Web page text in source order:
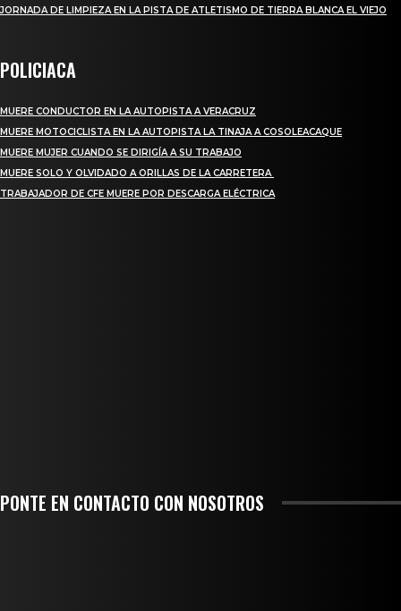
JORNADA DE LIMPIEZA EN LA PISTA DE ATLETISMO DE TIERRA BLANCA EL VIEJO
POLICIACA
MUERE CONDUCTOR EN LA AUTOPISTA A VERACRUZ
MUERE MOTOCICLISTA EN LA AUTOPISTA LA TINAJA A COSOLEACAQUE
MUERE MUJER CUANDO SE DIRIGÍA A SU TRABAJO
MUERE SOLO Y OLVIDADO A ORILLAS DE LA CARRETERA
TRABAJADOR DE CFE MUERE POR DESCARGA ELÉCTRICA
PONTE EN CONTACTO CON NOSOTROS